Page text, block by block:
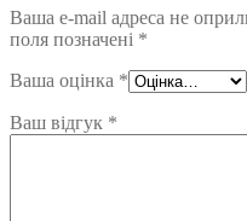
Ваша e-mail адреса не
поля позначені *
Ваша оцінка *
Ваш відгук *